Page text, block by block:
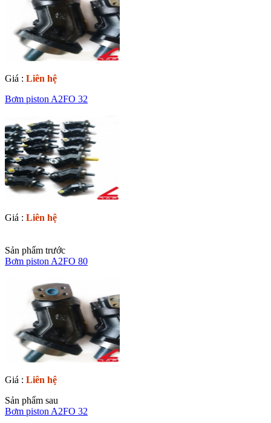
Giá : Liên hệ
Bơm piston A2FO 32
Giá : Liên hệ
Sản phẩm trước
Bơm piston A2FO 80
Giá : Liên hệ
Sản phẩm sau
Bơm piston A2FO 32